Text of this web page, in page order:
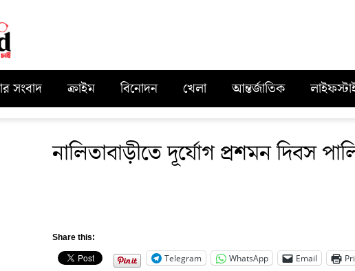
সংবাদ ক্রাইম বিনোদন খেলা আন্তর্জাতিক
নালিতাবাড়ীতে দূর্যোগ প্রশমন দিবস
Share this:
Telegram
WhatsApp Email